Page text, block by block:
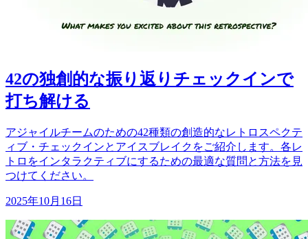
42の独創的な振り返りチェックインで
打ち解ける
アジャイルチームのための42種類の創造的なレトロスペクテ
ィブ・チェックインとアイスブレイクをご紹介します。各レ
トロをインタラクティブにするための最適な質問と方法を見
つけてください。
2025年10月16日